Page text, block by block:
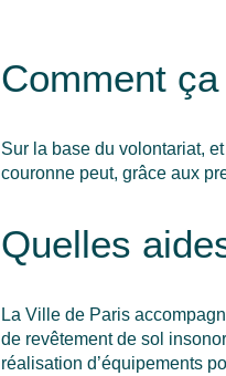
Comment
Sur la base du volontariat,
couronne peut, grâce aux
Quelles
La Ville de Paris
de revêtement de sol
réalisation d’équipements